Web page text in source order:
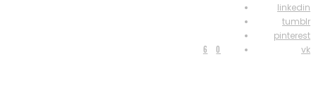
6 0
linkedin
tumblr
pinterest
vk